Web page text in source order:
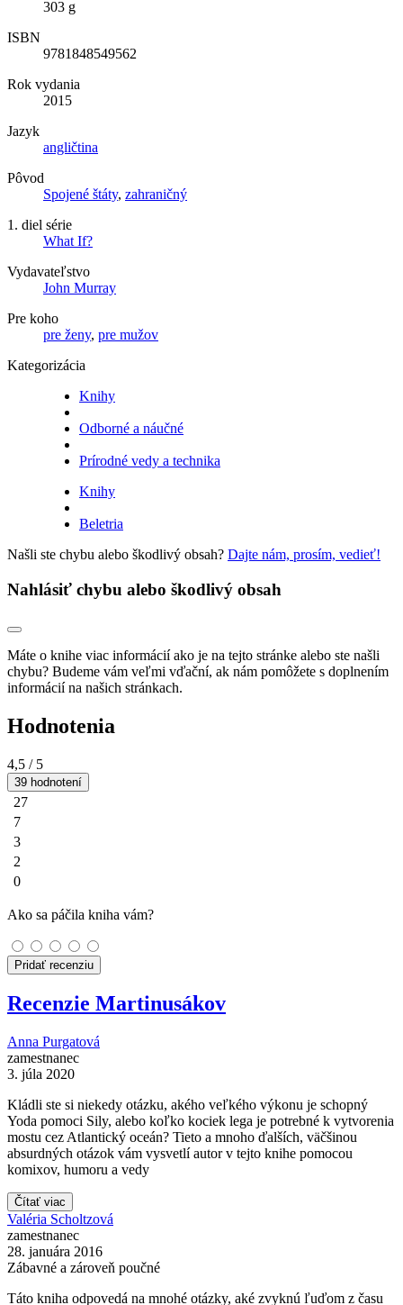
303 g
ISBN
9781848549562
Rok vydania
2015
Jazyk
angličtina
Pôvod
Spojené štáty, zahraničný
1. diel série
What If?
Vydavateľstvo
John Murray
Pre koho
pre ženy, pre mužov
Kategorizácia
Knihy
Odborné a náučné
Prírodné vedy a technika
Knihy
Beletria
Našli ste chybu alebo škodlivý obsah? Dajte nám, prosím, vedieť!
Nahlásiť chybu alebo škodlivý obsah
Máte o knihe viac informácií ako je na tejto stránke alebo ste našli
chybu? Budeme vám veľmi vďační, ak nám pomôžete s doplnením
informácií na našich stránkach.
Hodnotenia
4,5 / 5
39 hodnotení
27
7
3
2
0
Ako sa páčila kniha vám?
Pridať recenziu
Recenzie Martinusákov
Anna Purgatová
zamestnanec
3. júla 2020
Kládli ste si niekedy otázku, akého veľkého výkonu je schopný
Yoda pomoci Sily, alebo koľko kociek lega je potrebné k vytvorenia
mostu cez Atlantický oceán? Tieto a mnoho ďalších, väčšinou
absurdných otázok vám vysvetlí autor v tejto knihe pomocou
komixov, humoru a vedy
Čítať viac
Valéria Scholtzová
zamestnanec
28. januára 2016
Zábavné a zároveň poučné
Táto kniha odpovedá na mnohé otázky, aké zvyknú ľuďom z času